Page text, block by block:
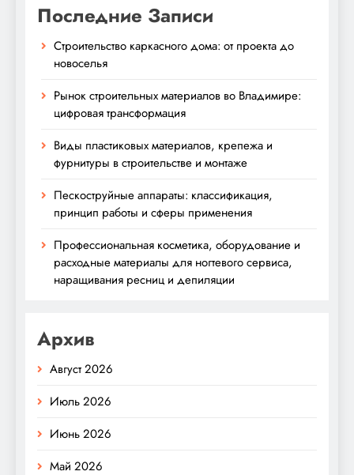
Последние Записи
Строительство каркасного дома: от проекта до
новоселья
Рынок строительных материалов во Владимире:
цифровая трансформация
Виды пластиковых материалов, крепежа и
фурнитуры в строительстве и монтаже
Пескоструйные аппараты: классификация,
принцип работы и сферы применения
Профессиональная косметика, оборудование и
расходные материалы для ногтевого сервиса,
наращивания ресниц и депиляции
Архив
Август 2026
Июль 2026
Июнь 2026
Май 2026